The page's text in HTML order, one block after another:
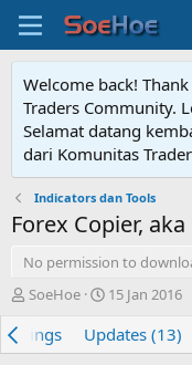
Welcome back!
Traders Community.
Selamat datang
dari Komunitas
Indicators dan Tools
Forex Copier,
No permission to
T
e
SoeHoe
S
a
r
15 Jan 2016
Settings Updates (13)